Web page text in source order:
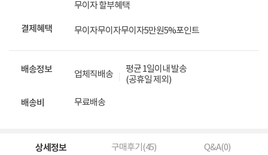
무이자 할부혜택
결제혜택 무이자무이자무이자5만원5%포인트
배송정보 업체직배송
평균 1일이내 발송
(공휴일 제외)
배송비 무료배송
상세정보 구매후기(45) Q&A(0)